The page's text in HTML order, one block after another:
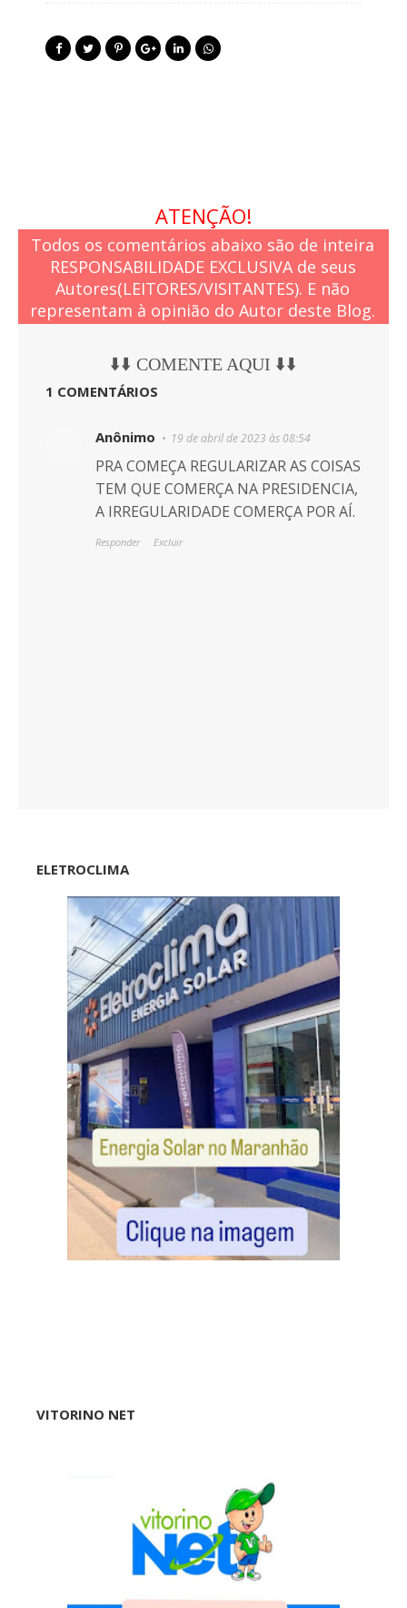
ATENÇÃO!
Todos os comentários abaixo são de inteira
RESPONSABILIDADE EXCLUSIVA de seus
Autores(LEITORES/VISITANTES). E não
representam à opinião do Autor deste Blog.
⬇️⬇️ COMENTE AQUI ⬇️⬇️
1 COMENTÁRIOS
Anônimo 19 de abril de 2023 às 08:54
PRA COMEÇA REGULARIZAR AS COISAS
TEM QUE COMERÇA NA PRESIDENCIA,
A IRREGULARIDADE COMERÇA POR AÍ.
Responder Excluir
ELETROCLIMA
VITORINO NET